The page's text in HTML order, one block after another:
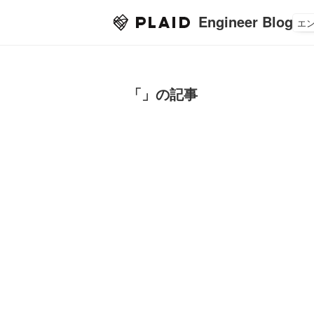
Engineer Blog エ
「」の記事